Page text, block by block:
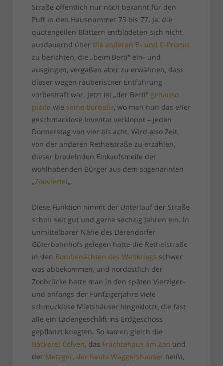
Straße öffentlich nur noch bekannt für den
Puff in den Hausnummer 73 bis 77. Ja, die
quotengeilen Blättern entblödeten sich nicht,
ausdauernd über die anderen B- und C-Promis
zu berichten, die „beim Berti“ ein- und
ausgingen, vergaßen aber zu erwähnen, dass
dieser wegen räuberischer Entführung
vorbestraft war. Jetzt ist „der Berti“ genauso
pleite wie seine Bordelle, wo man nun das eher
geschmacklose Inventar verkloppt – jeden
Donnerstag von vier bis acht. Wird also Zeit,
von der anderen Rethelstraße zu erzählen,
dieser brodelnden Einkaufsmeile der
wohlhabenden Bürger aus dem sogenannten
„Zooviertel„.
Diese Funktion nimmt der Unterlauf der Straße
schon seit gut und gerne sechzig Jahren ein. In
unmittelbarer Nähe des Derendorfer
Güterbahnhofs gelegen hatte die Rethelstraße
in den Bombenächten des Weltkriegs schwer
was abbekommen, und nordöstlich der
Zoobrücke hatte man in den späten Vierziger-
und anfangs der Fünfzigerjahre viele
schmucklose Mietshäuser hingeklotzt, die fast
alle ein Ladengeschäft ins Erdgeschoss
gepflanzt kriegten. So kamen gleich die
Bäckerei Cölven, das Früchtehaus am Zoound
der Metzger, der heute Waggershauserheißt,